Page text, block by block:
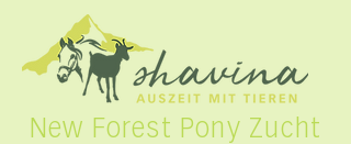
New Forest Pony Zucht